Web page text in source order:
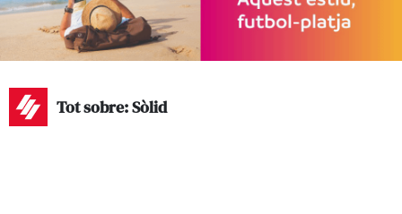
Tot sobre: Sòlid